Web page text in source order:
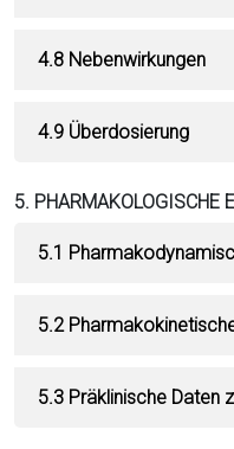
4.8 Nebenwirkungen
4.9 Überdosierung
5. PHARMAKOLOGISCHE
5.1
5.2
5.3 Präklinische Daten